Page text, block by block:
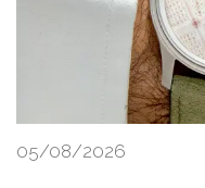
05/08/2026